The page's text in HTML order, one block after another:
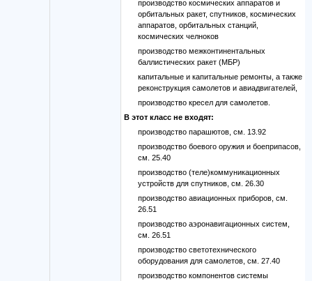
производство космических аппаратов и
орбитальных ракет, спутников, космических
аппаратов, орбитальных станций,
космических челноков
производство межконтинентальных
баллистических ракет (МБР)
капитальные и капитальные ремонты, а также
реконструкция самолетов и авиадвигателей,
производство кресел для самолетов.
В этот класс не входят:
производство парашютов, см. 13.92
производство боевого оружия и боеприпасов,
см. 25.40
производство (теле)коммуникационных
устройств для спутников, см. 26.30
производство авиационных приборов, см.
26.51
производство аэронавигационных систем,
см. 26.51
производство светотехнического
оборудования для самолетов, см. 27.40
производство компонентов системы